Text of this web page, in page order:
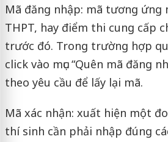
Mã đăng nhập: mã tương ứng
THPT, hay điểm thi cung cấp
trước đó. Trong trường hợp
click vào mục “Quên mã đăng
theo yêu cầu để lấy lại mã.
Mã xác nhận: xuất hiện một
thí sinh cần phải nhập đúng